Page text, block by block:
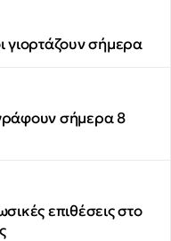
γιορτάζουν σήμερα
σήμερα 8
επιθέσεις στο